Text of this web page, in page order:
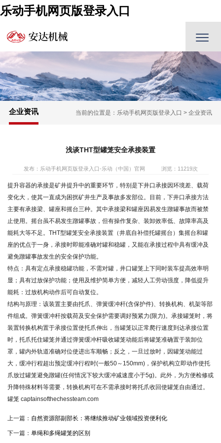
乐动手机网页版登录入口
企业资讯 当前的位置是： 乐动手机网页版登录入口 >企业资讯
浅谈THT型罐笼安全承接装置
发布：乐动手机网页版登录入口-乐动（中国）官网 浏览：11219次
提升容器的承接是矿井提升中的重要环节，特别是下井口承接因环境差、载荷
变化大，使其一直成为困扰矿井生产及事故多发部位。目前，下井口承接方法
主要有承接梁、罐座和摇台三种。其中承接梁和罐座因易发生蹾罐事故而被禁
止使用。摇台虽不易发生蹾罐事故，但有操作复杂、装卸效率低、故障率高及
能耗大等不足。THT型罐笼安全承接装置（井底自补偿托罐摇台）集摇台和罐
座的优点于一身，承接时即能准确对罐和稳罐，又能在承接过程中具有缓冲及
避免蹾罐事故发生的安全保护功能。
特点：具有定点承接稳罐功能，不需对罐，井口罐笼上下同时装车提高效率明
显；具有过放保护功能；使用及维护简单方便，减轻人工劳动强度，降低提升
能耗：过放机构动作后可自动复位。
结构与原理：该装置主要由托爪、弹簧缓冲杆(含保护件)、转换机构、机架等部
件组成。弹簧缓冲杆按载荷及安全保护需要调好预紧力(限力)。承接罐笼时，将
装置转换机构置于承接位置使托爪伸出，当罐笼以正常爬行速度到达承接位置
时，托爪托住罐笼并通过弹簧缓冲杆吸收罐笼动能后将罐笼准确置于装卸位
罩，罐内外轨道准确对位使进出车顺畅；反之，一旦过放时，因罐笼动能过
大，缓冲行程超出预定缓冲行程时(一般50～150mm)，保护机构立即动作使托
爪放过罐笼避免蹾罐(任何情况下较大缓冲减速度小于5g)。此外，为方便检修或
升降特殊材料等需要，转换机构可在不需承接时将托爪收回使罐笼自由通过。
罐笼 captainsofthechessteam.com
上一篇： 自然资源部副部长：将继续推动矿业领域投资便利化
下一篇： 单绳和多绳罐笼的区别